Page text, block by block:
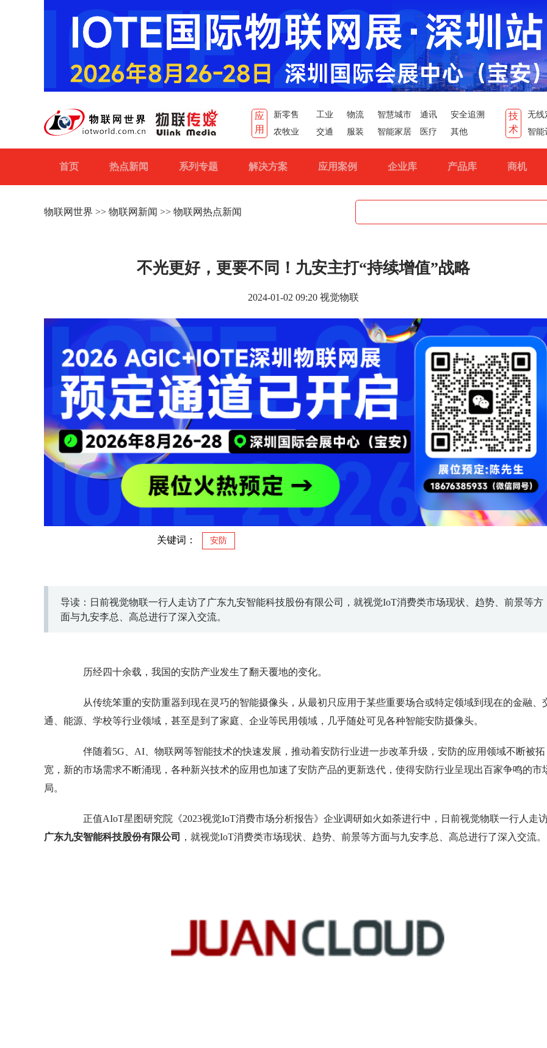
应
用
新零售 工业 物流 智慧城市 通讯
安全追溯
农牧业
交通 服装 智能家居 医疗 其他
技
术
无线
智能
首页 热点新闻 系列专题 解决方案 应用案例 企业库 产品库 商机
物联网世界 >> 物联网新闻 >> 物联网热点新闻
不光更好，更要不同！九安主打“持续增值”战略
2024-01-02 09:20 视觉物联
关键词： 安防
导读：日前视觉物联一行人走访了广东九安智能科技股份有限公司，就视觉IoT消费类市场现状、趋势、前景等方
面与九安李总、高总进行了深入交流。
历经四十余载，我国的安防产业发生了翻天覆地的变化。
从传统笨重的安防重器到现在灵巧的智能摄像头，从最初只应用于某些重要场合或特定领域到现在的金融、
通、能源、学校等行业领域，甚至是到了家庭、企业等民用领域，几乎随处可见各种智能安防摄像头。
伴随着5G、AI、物联网等智能技术的快速发展，推动着安防行业进一步改革升级，安防的应用领域不断被拓
宽，新的市场需求不断涌现，各种新兴技术的应用也加速了安防产品的更新迭代，使得安防行业呈现出百家争鸣的市
局。
正值AIoT星图研究院《2023视觉IoT消费市场分析报告》企业调研如火如荼进行中，日前视觉物联一行人走
广东九安智能科技股份有限公司
，就视觉IoT消费类市场现状、趋势、前景等方面与九安李总、高总进行了深入交流。